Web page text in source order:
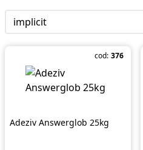
implicit
cod: 376
Adeziv Answerglob 25kg